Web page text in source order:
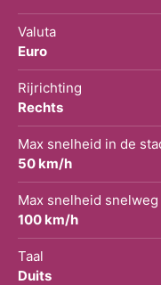
Valuta
Euro
Rijrichting
Rechts
Max snelheid in de
50 km/h
Max snelheid snelweg
100 km/h
Taal
Duits